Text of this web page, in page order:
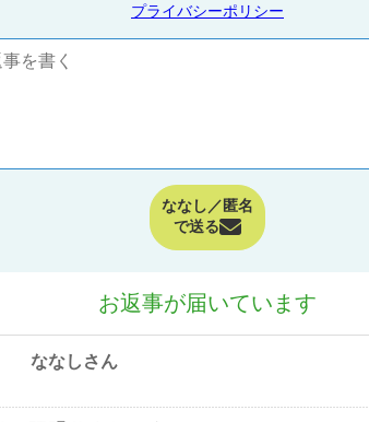
プライバシーポリシー
ななし／匿名
で送る
お返事が届いています
ななしさん